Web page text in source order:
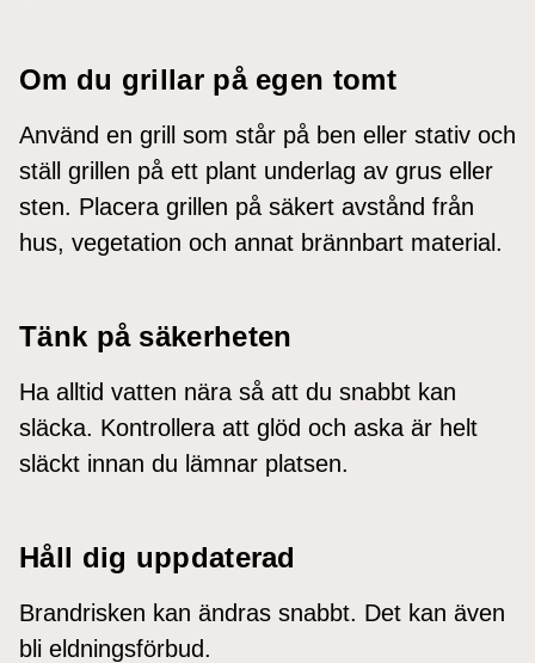
Om du grillar på egen tomt
Använd en grill som står på ben eller stativ och
ställ grillen på ett plant underlag av grus eller
sten. Placera grillen på säkert avstånd från
hus, vegetation och annat brännbart material.
Tänk på säkerheten
Ha alltid vatten nära så att du snabbt kan
släcka. Kontrollera att glöd och aska är helt
släckt innan du lämnar platsen.
Håll dig uppdaterad
Brandrisken kan ändras snabbt. Det kan även
bli eldningsförbud.